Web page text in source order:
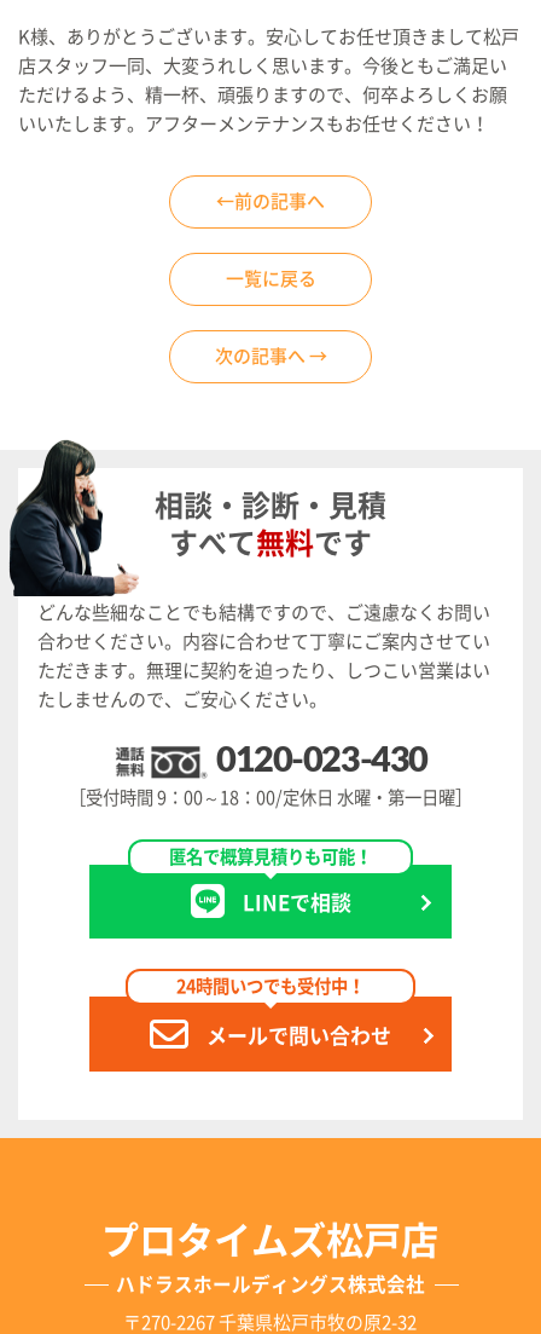
K様、ありがとうございます。安心してお任せ頂きまして松戸
店スタッフ一同、大変うれしく思います。今後ともご満足い
ただけるよう、精一杯、頑張りますので、何卒よろしくお願
いいたします。アフターメンテナンスもお任せください！
←前の記事へ
一覧に戻る
次の記事へ →
相談・診断・見積
すべて無料です
どんな些細なことでも結構ですので、ご遠慮なくお問い
合わせください。 内容に合わせて丁寧にご案内させてい
ただきます。 無理に契約を迫ったり、しつこい営業はい
たしませんので、ご安心ください。
0120-023-430
［受付時間 9：00～18：00/定休日 水曜・第一日曜］
匿名で概算見積りも可能！
LINEで相談
24時間いつでも受付中！
メールで問い合わせ
プロタイムズ松戸店
ハドラスホールディングス株式会社
〒270-2267 千葉県松戸市牧の原2-32